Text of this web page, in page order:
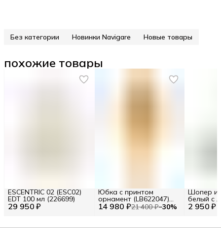
Без категории Новинки Navigare Новые товары
похожие товары
29 950 ₽
ESCENTRIC 02 (ESC02)
EDT 100 мл (226699)
14 980 ₽21 400 ₽−30%
Юбка с принтом
орнамент (LB622047)
Размер S (INT) Цв. 2 950 ₽
Шопер из
белый с
BA23-06